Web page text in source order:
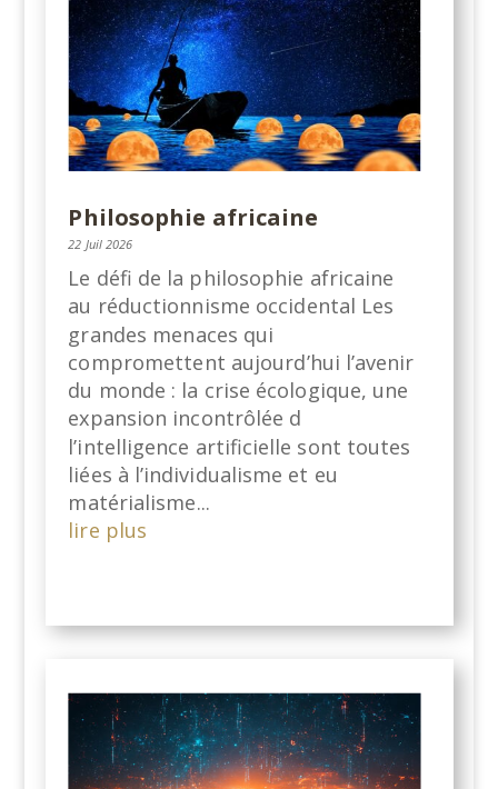
Philosophie africaine
22 Juil 2026
Le défi de la philosophie africaine
au réductionnisme occidental Les
grandes menaces qui
compromettent aujourd’hui l’avenir
du monde : la crise écologique, une
expansion incontrôlée d
l’intelligence artificielle sont toutes
liées à l’individualisme et eu
matérialisme...
lire plus